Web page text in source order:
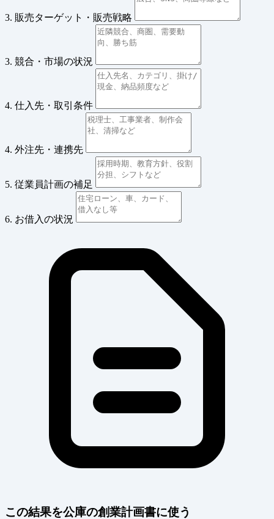
3. 販売ターゲット・販売戦略
3. 競合・市場の状況
4. 仕入先・取引条件
4. 外注先・連携先
5. 従業員計画の補足
6. お借入の状況
この結果を公庫の創業計画書に使う